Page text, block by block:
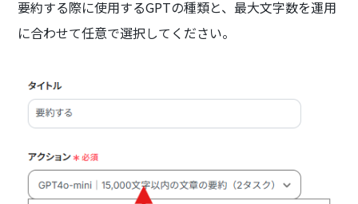
要約する際に使用するGPTの種類と、最大文字数を運用
に合わせて任意で選択してください。